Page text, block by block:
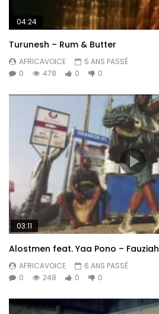
04:24
Turunesh – Rum & Butter
AFRICAVOICE
5 ANS PASSÉ
0
478 0 0
03:11
Alostmen feat. Yaa Pono – Fauziah
AFRICAVOICE
6 ANS PASSÉ
0
248 0 0